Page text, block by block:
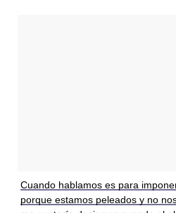
Cuando hablamos es para
porque estamos peleados y no